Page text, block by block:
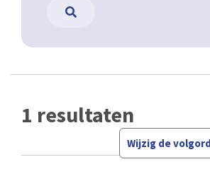
1 resultaten
Wijzig de